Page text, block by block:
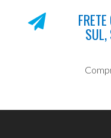
SUL,